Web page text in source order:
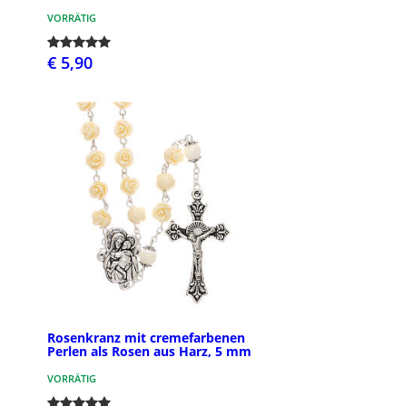
VORRÄTIG
€ 5,90
Rosenkranz mit cremefarbenen
Perlen als Rosen aus Harz, 5 mm
VORRÄTIG